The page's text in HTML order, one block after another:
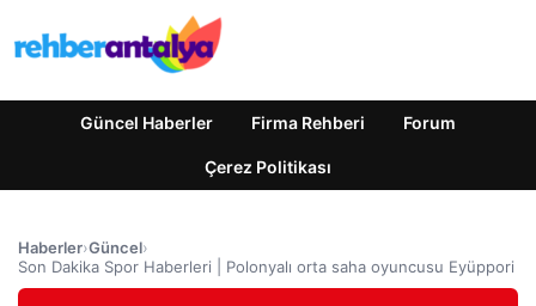
Güncel Haberler Firma Rehberi Forum
Çerez Politikası
Haberler›Güncel›
Son Dakika Spor Haberleri | Polonyalı orta saha oyuncusu Eyüppori